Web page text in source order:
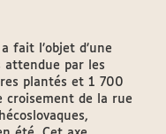
fait l’objet d’une
par les
plantés et 1 700
croisement de la rue